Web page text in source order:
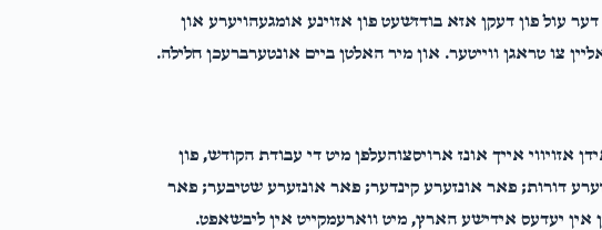
עול פון דעקן אזא בודזשעט פון אזוינע אומגעהויערע און
צו טראגן ווייטער. און מיר האלטן ביים אונטערברעכן חלילה.
אזויווי אייך אונז ארויסצוהעלפן מיט די עבודת הקודש, פון
דורות; פאר אונזערע קינדער; פאר אונזערע שטיבער; פאר
אין יעדעס אידישע הארץ, מיט ווארעמקייט אין ליבשאפט.